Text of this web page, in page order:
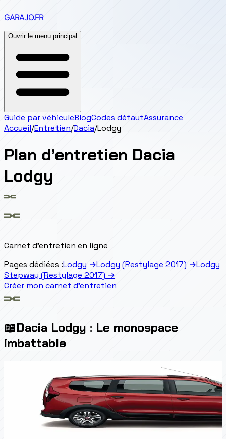
GARAJO.FR
Ouvrir le menu principal
Guide par véhiculeBlogCodes défautAssurance
Accueil/Entretien/Dacia/Lodgy
Plan d’entretien Dacia
Lodgy
Carnet d'entretien en ligne
Pages dédiées :Lodgy →Lodgy (Restylage 2017) →Lodgy
Stepway (Restylage 2017) →
Créer mon carnet d'entretien
📖Dacia Lodgy : Le monospace
imbattable